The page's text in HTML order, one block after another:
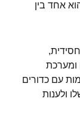
אחד בין
ומערכת
עם כדורים
ולענות